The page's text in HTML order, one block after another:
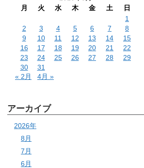
月
火 水 木 金 土
日
1
2
3 4 5 6 7
8
9
10 11 12 13 14
15
16
17 18 19 20 21
22
23
24 25 26 27 28
29
30
31
« 2月
4月 »
アーカイブ
2026年
8月
7月
6月